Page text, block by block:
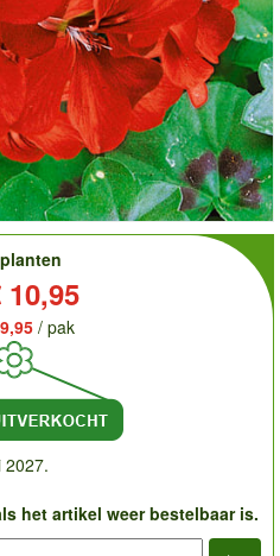
10,95
/ pak
2027.
het artikel weer bestelbaar is.